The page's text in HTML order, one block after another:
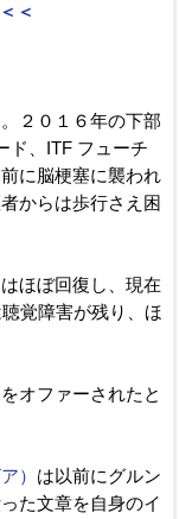
＜
２０１６年の下部
ド、ITF フューチ
に脳梗塞に襲われ
からは歩行さえ困
ほぼ回復し、現在
覚障害が残り、ほ
オファーされたと
） は以前にグルン
た文章を自身のイ